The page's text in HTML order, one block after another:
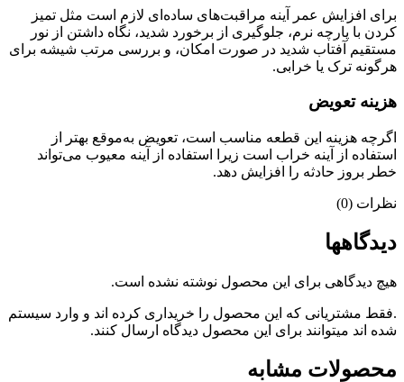
برای افزایش عمر آینه مراقبت‌های ساده‌ای لازم است مثل تمیز
کردن با پارچه نرم، جلوگیری از برخورد شدید، نگاه داشتن از نور
مستقیم آفتاب شدید در صورت امکان، و بررسی مرتب شیشه برای
هرگونه ترک یا خرابی.
هزینه تعویض
اگرچه هزینه این قطعه مناسب است، تعویض به‌موقع بهتر از
استفاده از آینه خراب است زیرا استفاده از آینه معیوب می‌تواند
خطر بروز حادثه را افزایش دهد.
نظرات (0)
دیدگاهها
هیچ دیدگاهی برای این محصول نوشته نشده است.
.فقط مشتریانی که این محصول را خریداری کرده اند و وارد سیستم
شده اند میتوانند برای این محصول دیدگاه ارسال کنند.
محصولات مشابه